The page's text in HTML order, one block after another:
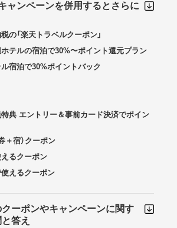
ャンペーンを併用するとさらに
の「楽天トラベルクーポン」
テルの宿泊で30%〜ポイント還元プラン
宿泊で30%ポイントバック
典 エントリー＆事前カード決済でポイン
＋宿）クーポン
るクーポン
えるクーポン
ーポンやキャンペーンに関す
答え